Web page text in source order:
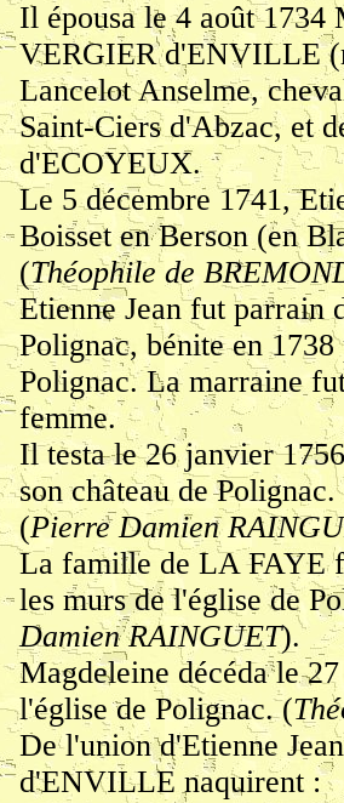
Il épousa le 4 août 1734
VERGIER d'ENVILLE
Lancelot Anselme,
Saint-Ciers d'Abzac, et
d'ECOYEUX.
Le 5 décembre 1741,
Boisset en Berson (en
(Théophile de
Etienne Jean fut parrain
Polignac, bénite en
Polignac. La marraine
femme.
Il testa le 26 janvier
son château de
(Pierre Damien
La famille de LA FAYE
les murs de l'église de
Damien RAINGUET).
Magdeleine décéda le
l'église de Polignac. (
De l'union d'Etienne
d'ENVILLE naquirent :